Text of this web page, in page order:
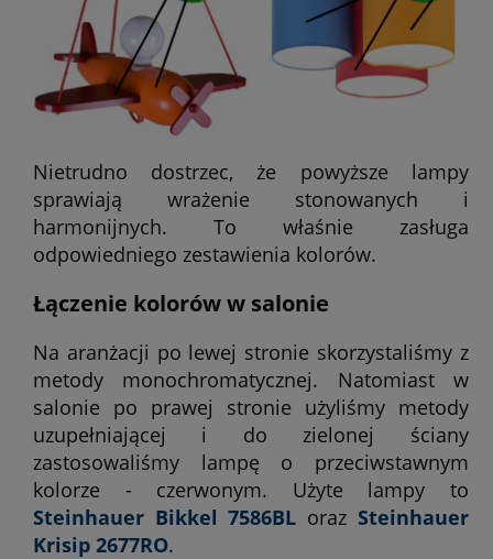
Nietrudno dostrzec, że powyższe lampy
sprawiają wrażenie stonowanych i
harmonijnych. To właśnie zasługa
odpowiedniego zestawienia kolorów.
Łączenie kolorów w salonie
Na aranżacji po lewej stronie skorzystaliśmy z
metody monochromatycznej. Natomiast w
salonie po prawej stronie użyliśmy metody
uzupełniającej i do zielonej ściany
zastosowaliśmy lampę o przeciwstawnym
kolorze - czerwonym. Użyte lampy to
Steinhauer Bikkel 7586BL oraz Steinhauer
Krisip 2677RO.